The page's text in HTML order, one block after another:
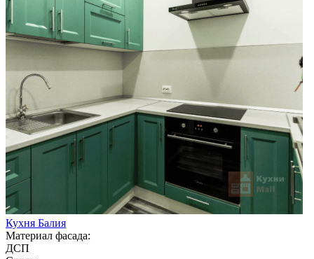
Кухня Балия
Материал фасада:
ДСП